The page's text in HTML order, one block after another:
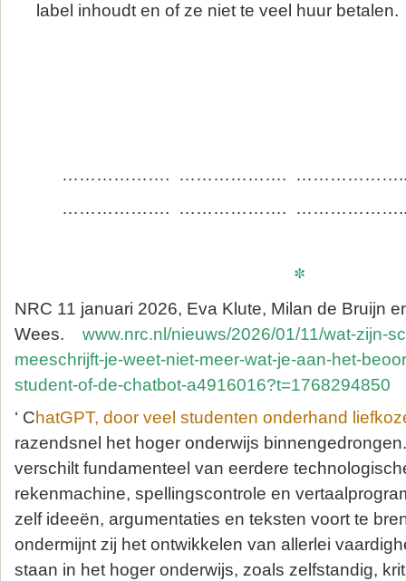
label inhoudt en of ze niet te veel huur betalen.
………………. ……………….
………………. ……………….
*
NRC 11 januari 2026, Eva Klute, Milan de Bruijn
Wees. www.nrc.nl/nieuws/2026/01/11/wat-zijn-
meeschrijft-je-weet-niet-meer-wat-je-aan-het-
student-of-de-chatbot-a4916016?t=1768294850
‘ ChatGPT, door veel studenten onderhand
razendsnel het hoger onderwijs binnengedrongen.
verschilt fundamenteel van eerdere
rekenmachine, spellingscontrole en
zelf ideeën, argumentaties en teksten voort te
ondermijnt zij het ontwikkelen van allerlei
staan in het hoger onderwijs, zoals zelfstandig,